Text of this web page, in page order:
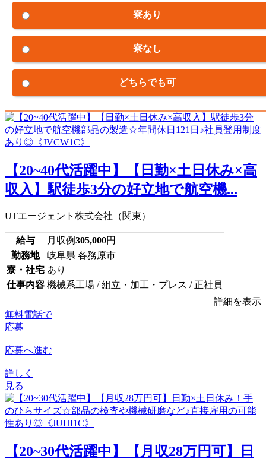
寮あり
寮なし
どちらでも可
【20~40代活躍中】【日勤×土日休み×高
収入】駅徒歩3分の好立地で航空機...
UTエージェント株式会社（関東）
給与 月収例305,000円
勤務地
岐阜県 各務原市
寮・社宅 あり
仕事内容 機械系工場 / 組立・加工・プレス / 正社員
詳細を表示
無料電話で
応募
応募へ進む
詳しく
見る
【20~30代活躍中】【月収28万円可】日